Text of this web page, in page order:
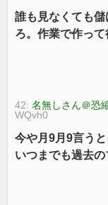
誰も見なくても
ろ。作業で作っ
42:名無しさん＠恐
WQvh0
今や月9月9言う
いつまでも過去